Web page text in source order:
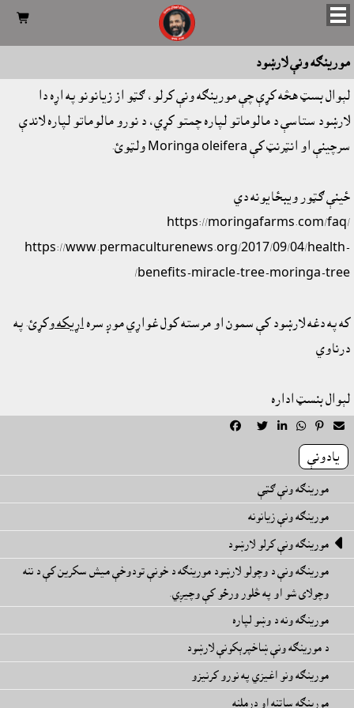

مورينګه ونې لارښود
لېوال بسټ هڅه کړې چې مورينګه ونې کرلو، ګټو از زيانونو په اړه دا
لارښود ستاسې د مالوماتو لپاره چمتو کړي، د نورو مالوماتو لپاره لاندې
سرچينې او انټرنټ کې Moringa oleifera ولټوئ.
ځينې ګټور ويبځايونه دي
https://moringafarms.com/faq/
https://www.permaculturenews.org/2017/09/04/health-
benefits-miracle-tree-moringa-tree/
که په دغه لارښود کې سمون او مرسته کول غواړي موږ سره اړيکهوکړئ. په
درناوي
لېوال بنسټ اداره
     
يادونې
مورينګه ونې ګټې
مورينګه ونې زيانونه
 مورينګه ونې کرلو لارښود
مورينګه ونې د وچولو لارښود مورينګه د خونې تودوخې ميش سکرين کې د ننه
وچولاى شو او په څلور ورځو کې وچيږي.
مورينګه ونه د وښو لپاره
د مورينګه ونې ښاخپرېکونې لارښود
مورينګه ونو اغيزي په نورو کرنيزو
مورينګه ساتنه او درملنه